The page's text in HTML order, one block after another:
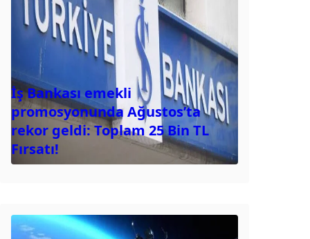
İş Bankası emekli
promosyonunda Ağustos’ta
rekor geldi: Toplam 25 Bin TL
Fırsatı!